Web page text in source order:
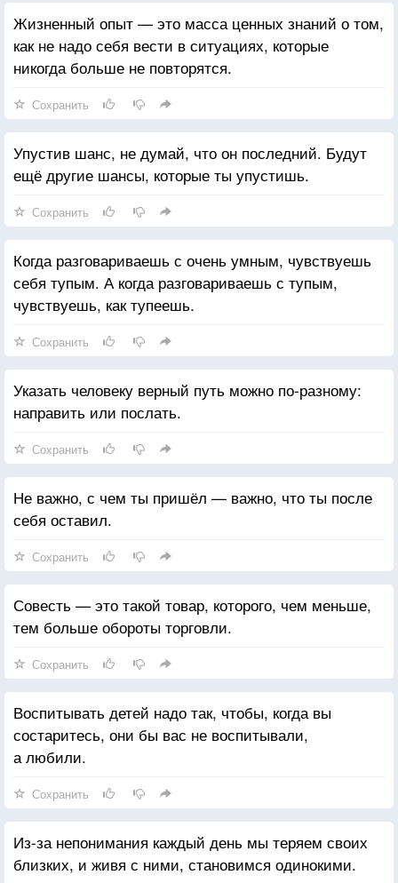
Жизненный опыт — это масса ценных знаний о том,
как не надо себя вести в ситуациях, которые
никогда больше не повторятся.
Сохранить
Упустив шанс, не думай, что он последний. Будут
ещё другие шансы, которые ты упустишь.
Сохранить
Когда разговариваешь с очень умным, чувствуешь
себя тупым. А когда разговариваешь с тупым,
чувствуешь, как тупеешь.
Сохранить
Указать человеку верный путь можно по-разному:
направить или послать.
Сохранить
Не важно, с чем ты пришёл — важно, что ты после
себя оставил.
Сохранить
Совесть — это такой товар, которого, чем меньше,
тем больше обороты торговли.
Сохранить
Воспитывать детей надо так, чтобы, когда вы
состаритесь, они бы вас не воспитывали,
а любили.
Сохранить
Из-за непонимания каждый день мы теряем своих
близких, и живя с ними, становимся одинокими.